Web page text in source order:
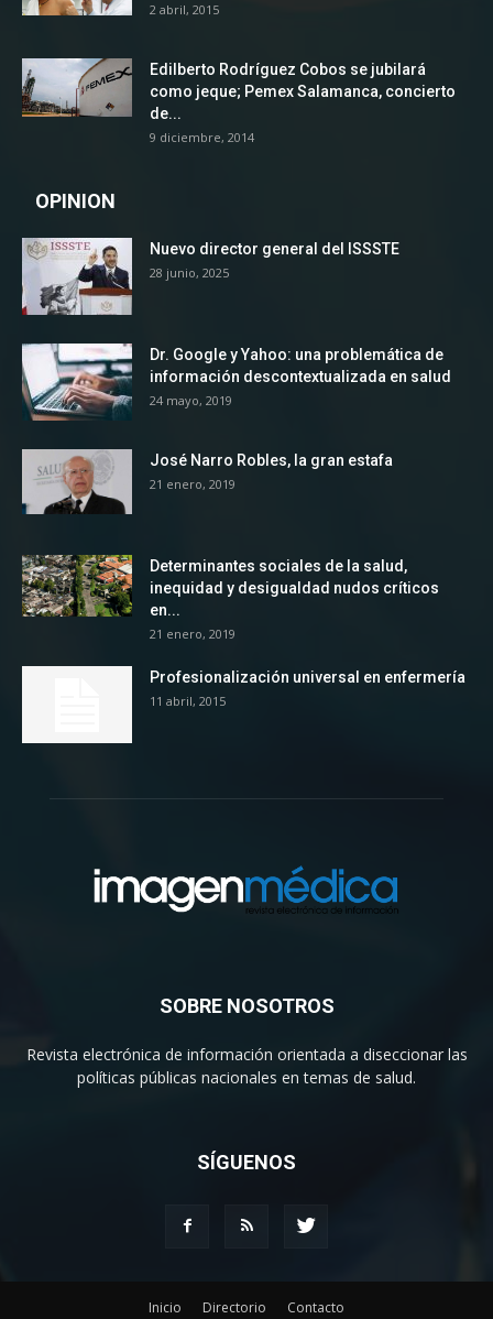
2 abril, 2015
Edilberto Rodríguez Cobos se jubilará
como jeque; Pemex Salamanca, concierto
de...
9 diciembre, 2014
OPINION
Nuevo director general del ISSSTE
28 junio, 2025
Dr. Google y Yahoo: una problemática de
información descontextualizada en salud
24 mayo, 2019
José Narro Robles, la gran estafa
21 enero, 2019
Determinantes sociales de la salud,
inequidad y desigualdad nudos críticos
en...
21 enero, 2019
Profesionalización universal en enfermería
11 abril, 2015
SOBRE NOSOTROS
Revista electrónica de información orientada a diseccionar las
políticas públicas nacionales en temas de salud.
SÍGUENOS
Inicio Directorio Contacto